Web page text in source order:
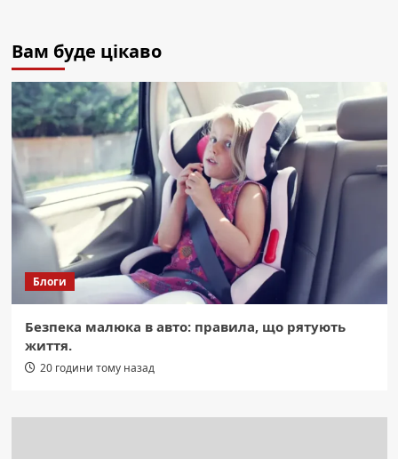
Вам буде цікаво
Блоги
Безпека малюка в авто: правила, що рятують
життя.
20 години тому назад